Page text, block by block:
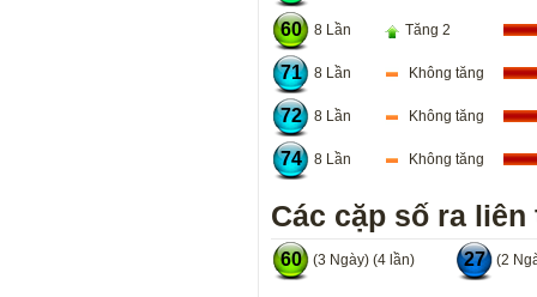
60 8 Lần Tăng 2
71 8 Lần Không tăng
72 8 Lần Không tăng
74 8 Lần Không tăng
Các cặp số ra liên
60 (3 Ngày) (4 lần) 27 (2